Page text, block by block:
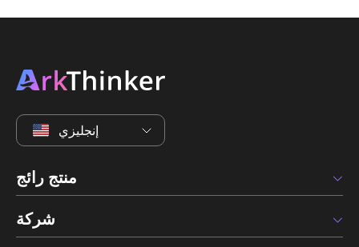
إنجليزي
منتج رائج
شركة